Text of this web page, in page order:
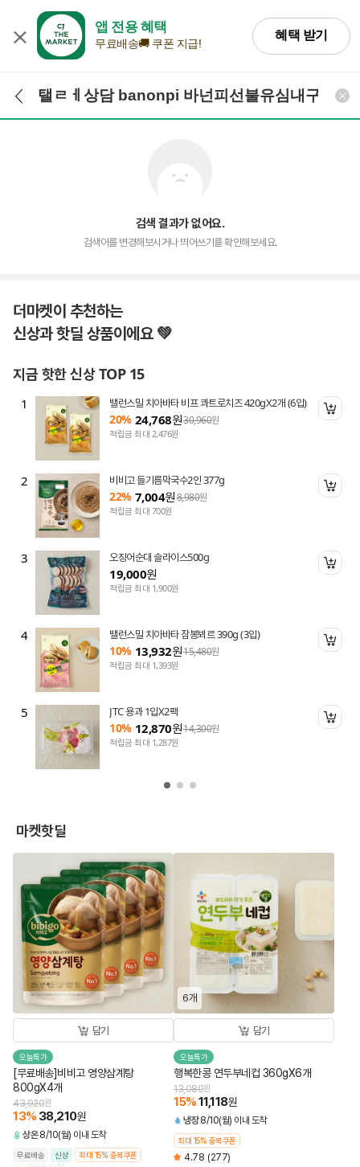
앱 전용 혜택
무료배송🚚 쿠폰 지급!
혜택 받기
검색어 입력 검
검색 결과가 없어요.
검색어를 변경해보시거나 띄어쓰기를 확인해보세요.
더마켓이 추천하는
신상과 핫딜 상품이에요 💚
지금 핫한 신상 TOP 15
담기
담기
담기
담기
담기
1 밸런스밀 치아바타 비프 콰트로치즈 420gX2개 (6입)
20% 24,768원30,960원
적립금 최대 2,476원
2 비비고 들기름막국수2인 377g
22% 7,004원8,980원
적립금 최대 700원
3 오징어순대 슬라이스500g
19,000원
적립금 최대 1,900원
4 밸런스밀 치아바타 잠봉뵈르 390g (3입)
10% 13,932원15,480원
적립금 최대 1,393원
5 JTC 용과 1입X2팩
10% 12,870원14,300원
적립금 최대 1,287원
마켓핫딜
담기
오늘특가
[무료배송]비비고 영양삼계탕
800gX4개
43,920원
13% 38,210원
상온 8/10(월) 이내 도착
무료배송 신상 최대 15% 중복쿠폰
6개
담기
오늘특가
행복한콩 연두부네컵 360gX6개
13,080원
15%11,118원
냉장 8/10(월) 이내 도착
최대 15% 중복쿠폰
4.78 (277)